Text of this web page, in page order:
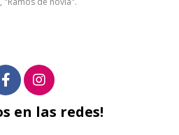
en las redes!